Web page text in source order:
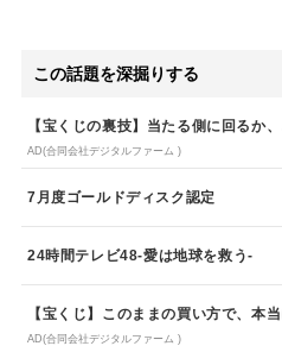
この話題を深掘りする
【宝くじの裏技】当たる側に回るか
AD(合同会社デジタルファーム )
7月度ゴールドディスク認定
24時間テレビ48-愛は地球を救う-
【宝くじ】このままの買い方で、本
AD(合同会社デジタルファーム )